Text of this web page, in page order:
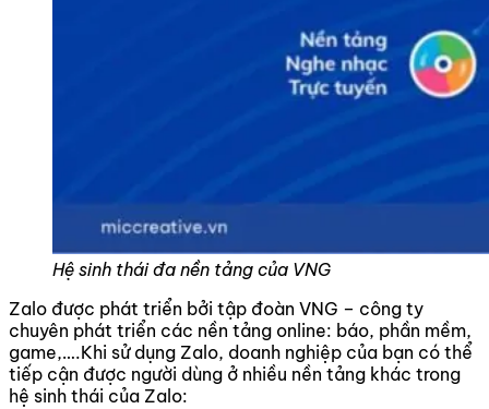
Hệ sinh thái đa nền tảng của VNG
Zalo được phát triển bởi tập đoàn VNG – công ty
chuyên phát triển các nền tảng online: báo, phần mềm,
game,….Khi sử dụng Zalo, doanh nghiệp của bạn có thể
tiếp cận được người dùng ở nhiều nền tảng khác trong
hệ sinh thái của Zalo: